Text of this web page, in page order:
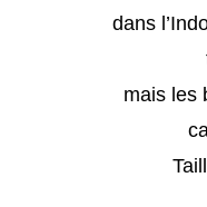
dans
mais les